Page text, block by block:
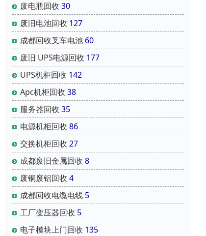
废电瓶回收 30
废旧电池回收 127
成都回收叉车电池 60
废旧 UPS电源回收 177
UPS机柜回收 142
Apc机柜回收 38
服务器回收 35
电源机柜回收 86
交换机柜回收 27
成都废旧金属回收 8
废铜废铝回收 4
成都回收电缆电线 5
工厂变压器回收 5
电子模块上门回收 135